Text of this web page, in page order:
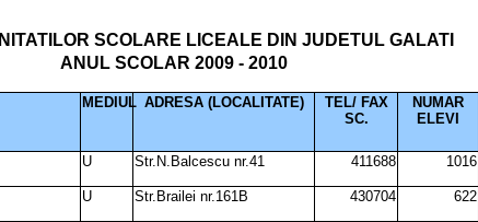
SCOLARE LICEALE DIN JUDETUL GALATI
ANUL SCOLAR 2009 - 2010
MEDIUL ADRESA (LOCALITATE)
TEL/ FAX
SC.
NUMAR
ELEVI
U Str.N.Balcescu nr.41 411688 1016
U Str.Brailei nr.161B 430704 622